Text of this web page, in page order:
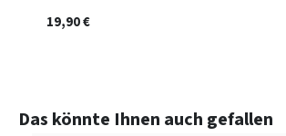
19,90 €
Produktgalerie überspringen
Das könnte Ihnen auch gefallen